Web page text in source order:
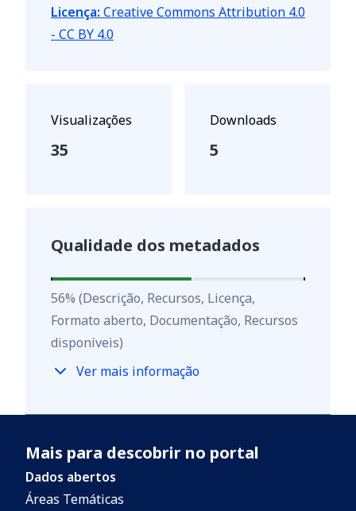
Licença: Creative Commons Attribution 4.0
- CC BY 4.0
Visualizações
35
Downloads
5
Qualidade dos metadados
56%
56% (Descrição, Recursos, Licença,
Formato aberto, Documentação, Recursos
disponíveis)
Ver mais informação
Mais para descobrir no portal
Dados abertos
Áreas Temáticas